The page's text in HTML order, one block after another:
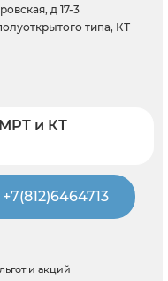
д 17-3
типа, КТ
и КТ
+7(812)6464713
и акций